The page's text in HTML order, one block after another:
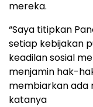
mereka.
“Saya titipkan
setiap kebijakan
keadilan sosial
menjamin hak-
membiarkan ada
katanya